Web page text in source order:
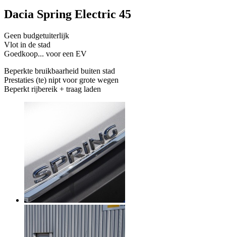
Dacia Spring Electric 45
Geen budgetuiterlijk
Vlot in de stad
Goedkoop... voor een EV
Beperkte bruikbaarheid buiten stad
Prestaties (te) nipt voor grote wegen
Beperkt rijbereik + traag laden